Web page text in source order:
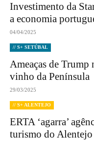
Investimento da
a economia
04/04/2025
// S+ SETÚBAL
Ameaças de Trump
vinho da Península
29/03/2025
// S+ ALENTEJO
ERTA ‘agarra’
turismo do Alentejo